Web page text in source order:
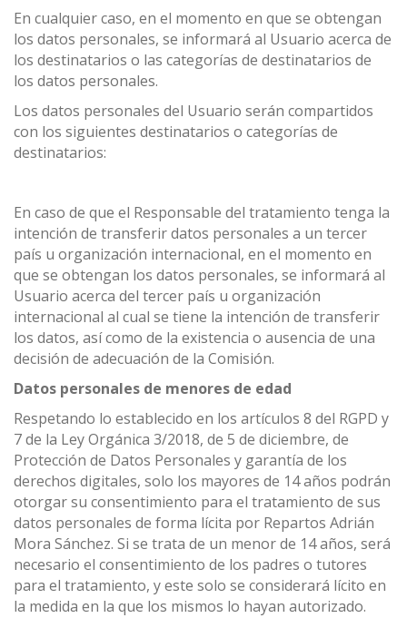
En cualquier caso, en el momento en que se obtengan
los datos personales, se informará al Usuario acerca de
los destinatarios o las categorías de destinatarios de
los datos personales.
Los datos personales del Usuario serán compartidos
con los siguientes destinatarios o categorías de
destinatarios:
En caso de que el Responsable del tratamiento tenga la
intención de transferir datos personales a un tercer
país u organización internacional, en el momento en
que se obtengan los datos personales, se informará al
Usuario acerca del tercer país u organización
internacional al cual se tiene la intención de transferir
los datos, así como de la existencia o ausencia de una
decisión de adecuación de la Comisión.
Datos personales de menores de edad
Respetando lo establecido en los artículos 8 del RGPD y
7 de la Ley Orgánica 3/2018, de 5 de diciembre, de
Protección de Datos Personales y garantía de los
derechos digitales, solo los mayores de 14 años podrán
otorgar su consentimiento para el tratamiento de sus
datos personales de forma lícita por Repartos Adrián
Mora Sánchez. Si se trata de un menor de 14 años, será
necesario el consentimiento de los padres o tutores
para el tratamiento, y este solo se considerará lícito en
la medida en la que los mismos lo hayan autorizado.